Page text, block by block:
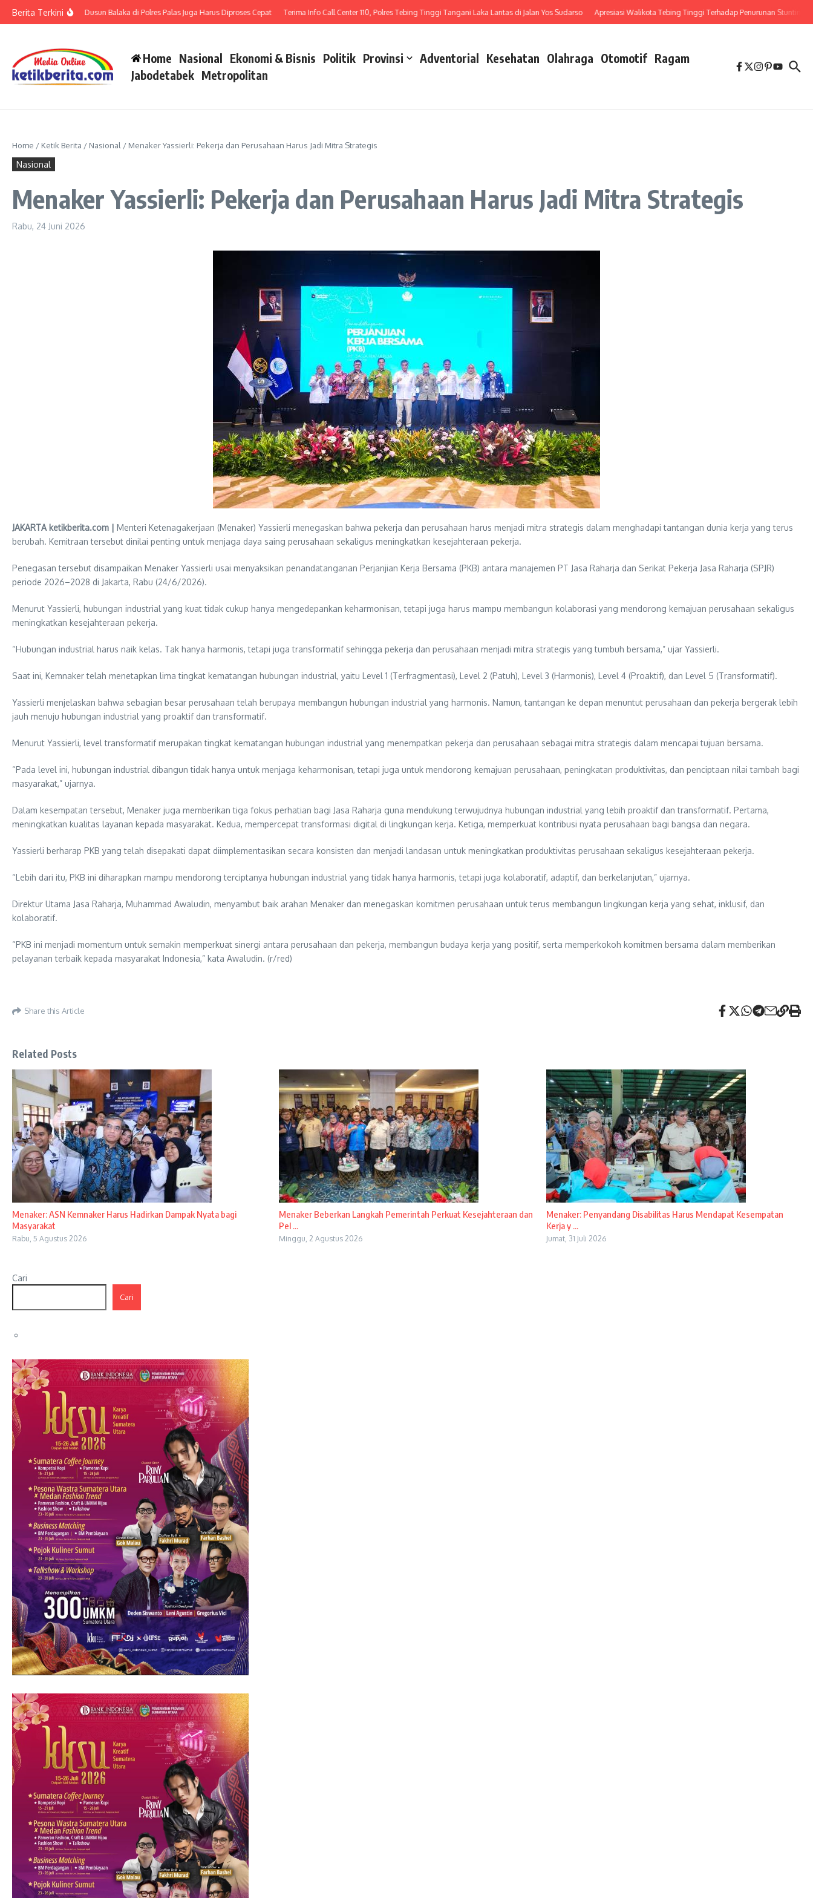
Berita Terkini
Laporan Warga Dusun Balaka di Polres Palas Juga Harus Diproses Cepat Terima Info Call Center 110, Polres Tebing Tinggi Tangani Laka Lantas di Jalan Yos Sudarso Apresiasi Walikota Tebing Tinggi Terhadap Penurunan Stunting
Home Nasional Ekonomi & Bisnis Politik Provinsi Adventorial Kesehatan Olahraga Otomotif Ragam
Jabodetabek Metropolitan
Home / Ketik Berita / Nasional / Menaker Yassierli: Pekerja dan Perusahaan Harus Jadi Mitra Strategis
Nasional
Menaker Yassierli: Pekerja dan Perusahaan Harus Jadi Mitra Strategis
Rabu, 24 Juni 2026
JAKARTA ketikberita.com | Menteri Ketenagakerjaan (Menaker) Yassierli menegaskan bahwa pekerja dan perusahaan harus menjadi mitra strategis dalam menghadapi tantangan dunia kerja yang terus
berubah. Kemitraan tersebut dinilai penting untuk menjaga daya saing perusahaan sekaligus meningkatkan kesejahteraan pekerja.
Penegasan tersebut disampaikan Menaker Yassierli usai menyaksikan penandatanganan Perjanjian Kerja Bersama (PKB) antara manajemen PT Jasa Raharja dan Serikat Pekerja Jasa Raharja (SPJR)
periode 2026–2028 di Jakarta, Rabu (24/6/2026).
Menurut Yassierli, hubungan industrial yang kuat tidak cukup hanya mengedepankan keharmonisan, tetapi juga harus mampu membangun kolaborasi yang mendorong kemajuan perusahaan sekaligus
meningkatkan kesejahteraan pekerja.
“Hubungan industrial harus naik kelas. Tak hanya harmonis, tetapi juga transformatif sehingga pekerja dan perusahaan menjadi mitra strategis yang tumbuh bersama,” ujar Yassierli.
Saat ini, Kemnaker telah menetapkan lima tingkat kematangan hubungan industrial, yaitu Level 1 (Terfragmentasi), Level 2 (Patuh), Level 3 (Harmonis), Level 4 (Proaktif), dan Level 5 (Transformatif).
Yassierli menjelaskan bahwa sebagian besar perusahaan telah berupaya membangun hubungan industrial yang harmonis. Namun, tantangan ke depan menuntut perusahaan dan pekerja bergerak lebih
jauh menuju hubungan industrial yang proaktif dan transformatif.
Menurut Yassierli, level transformatif merupakan tingkat kematangan hubungan industrial yang menempatkan pekerja dan perusahaan sebagai mitra strategis dalam mencapai tujuan bersama.
“Pada level ini, hubungan industrial dibangun tidak hanya untuk menjaga keharmonisan, tetapi juga untuk mendorong kemajuan perusahaan, peningkatan produktivitas, dan penciptaan nilai tambah bagi
masyarakat,” ujarnya.
Dalam kesempatan tersebut, Menaker juga memberikan tiga fokus perhatian bagi Jasa Raharja guna mendukung terwujudnya hubungan industrial yang lebih proaktif dan transformatif. Pertama,
meningkatkan kualitas layanan kepada masyarakat. Kedua, mempercepat transformasi digital di lingkungan kerja. Ketiga, memperkuat kontribusi nyata perusahaan bagi bangsa dan negara.
Yassierli berharap PKB yang telah disepakati dapat diimplementasikan secara konsisten dan menjadi landasan untuk meningkatkan produktivitas perusahaan sekaligus kesejahteraan pekerja.
“Lebih dari itu, PKB ini diharapkan mampu mendorong terciptanya hubungan industrial yang tidak hanya harmonis, tetapi juga kolaboratif, adaptif, dan berkelanjutan,” ujarnya.
Direktur Utama Jasa Raharja, Muhammad Awaludin, menyambut baik arahan Menaker dan menegaskan komitmen perusahaan untuk terus membangun lingkungan kerja yang sehat, inklusif, dan
kolaboratif.
“PKB ini menjadi momentum untuk semakin memperkuat sinergi antara perusahaan dan pekerja, membangun budaya kerja yang positif, serta memperkokoh komitmen bersama dalam memberikan
pelayanan terbaik kepada masyarakat Indonesia,” kata Awaludin. (r/red)
Share this Article
Related Posts
Menaker: ASN Kemnaker Harus Hadirkan Dampak Nyata bagi
Masyarakat
Rabu, 5 Agustus 2026
Menaker Beberkan Langkah Pemerintah Perkuat Kesejahteraan dan
Pel ...
Minggu, 2 Agustus 2026
Menaker: Penyandang Disabilitas Harus Mendapat Kesempatan
Kerja y ...
Jumat, 31 Juli 2026
Cari
Cari